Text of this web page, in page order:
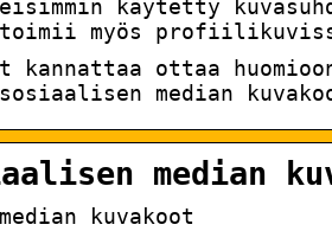
käytetty
toimii myös
kannattaa ottaa
median
median
kuvakoot